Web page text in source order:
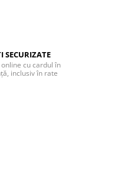
SECURIZATE
cu cardul în
inclusiv în rate